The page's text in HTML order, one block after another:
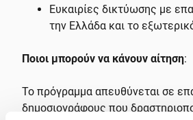
Ευκαιρίες δικτύωσης με
την Ελλάδα και το
Ποιοι μπορούν να κάνουν αίτηση:
Το πρόγραμμα απευθύνεται σε
δημοσιογράφους που